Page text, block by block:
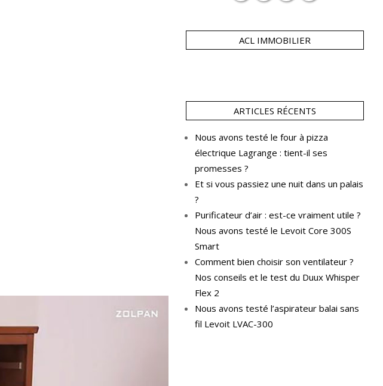
ACL IMMOBILIER
ARTICLES RÉCENTS
Nous avons testé le four à pizza
électrique Lagrange : tient-il ses
promesses ?
Et si vous passiez une nuit dans un palais
?
Purificateur d’air : est-ce vraiment utile ?
Nous avons testé le Levoit Core 300S
Smart
Comment bien choisir son ventilateur ?
Nos conseils et le test du Duux Whisper
Flex 2
Nous avons testé l’aspirateur balai sans
fil Levoit LVAC-300